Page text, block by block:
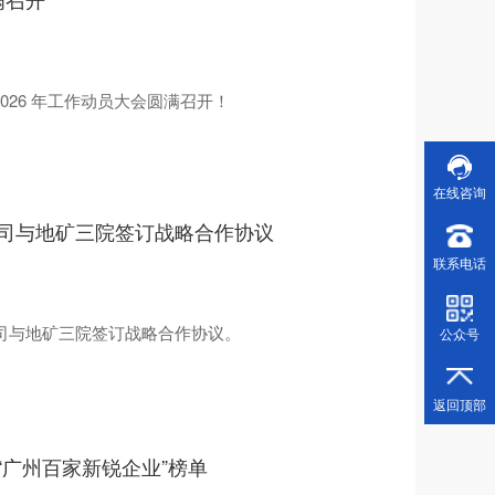
年工作动员大会圆满召开！
与地矿三院签订战略合作协议
地矿三院签订战略合作协议。
州百家新锐企业”榜单
在线咨询
联系电话
公众号
返回顶部